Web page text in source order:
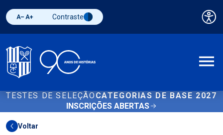
Diminuir fonte
Aumentar fonteAlternar contraste
Contraste
TESTES DE SELEÇÃO CATEGORIAS DE BASE 2027
INSCRIÇÕES ABERTAS
Voltar